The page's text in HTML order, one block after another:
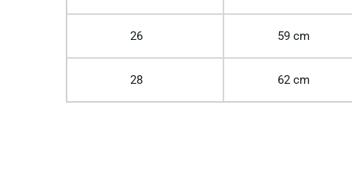
26 59 cm
28 62 cm